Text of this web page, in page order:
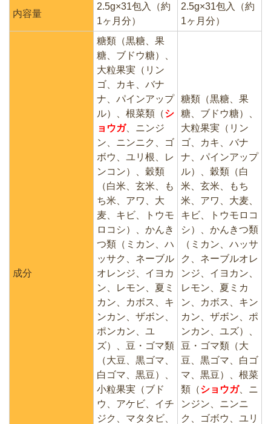
内容量
2.5g×31包入（約
1ヶ月分）
2.5g×31包入（約
1ヶ月分）
成分
糖類（黒糖、果
糖、ブドウ糖）、
大粒果実（リン
ゴ、カキ、バナ
ナ、パインアップ
ル）、根菜類（シ
ョウガ、ニンジ
ン、ニンニク、ゴ
ボウ、ユリ根、レ
ンコン）、穀類
（白米、玄米、も
ち米、アワ、大
麦、キビ、トウモ
ロコシ）、かんき
つ類（ミカン、ハ
ッサク、ネーブル
オレンジ、イヨカ
ン、レモン、夏ミ
カン、カボス、キ
ンカン、ザボン、
ポンカン、ユ
ズ）、豆・ゴマ類
（大豆、黒ゴマ、
白ゴマ、黒豆）、
小粒果実（ブド
ウ、アケビ、イチ
ジク、マタタビ、
糖類（黒糖、果
糖、ブドウ糖）、
大粒果実（リン
ゴ、カキ、バナ
ナ、パインアップ
ル）、穀類（白
米、玄米、もち
米、アワ、大麦、
キビ、トウモロコ
シ）、かんきつ類
（ミカン、ハッサ
ク、ネーブルオレ
ンジ、イヨカン、
レモン、夏ミカ
ン、カボス、キン
カン、ザボン、ポ
ンカン、ユズ）、
豆・ゴマ類（大
豆、黒ゴマ、白ゴ
マ、黒豆）、根菜
類（ショウガ、ニ
ンジン、ニンニ
ク、ゴボウ、ユリ